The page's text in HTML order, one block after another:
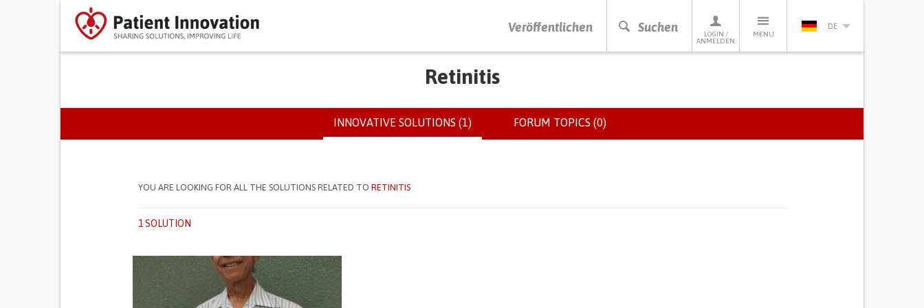
Veröffentlichen Suchen
LOGIN /
ANMELDEN
MENU
DE
DRÜCKEN SIE AUF ENTER UM DIE SUCHE ZU STARTEN
Retinitis
PRIMARY TABS INNOVATIVE SOLUTIONS (1)
TAB)
FORUM TOPICS (0)
YOU ARE LOOKING FOR ALL THE SOLUTIONS RELATED TO RETINITIS
1 SOLUTION